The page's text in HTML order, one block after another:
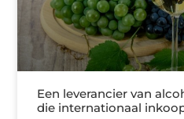
Een leverancier van
die internationaal